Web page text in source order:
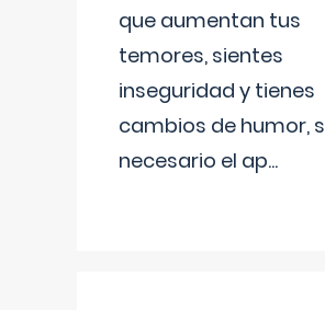
que aumentan tus
temores, sientes
inseguridad y tienes
cambios de humor,
necesario el ap...